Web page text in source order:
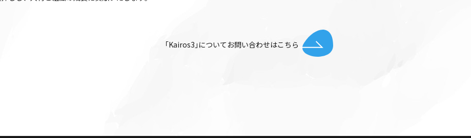
｢Kairos3｣についてお問い合わせはこちら